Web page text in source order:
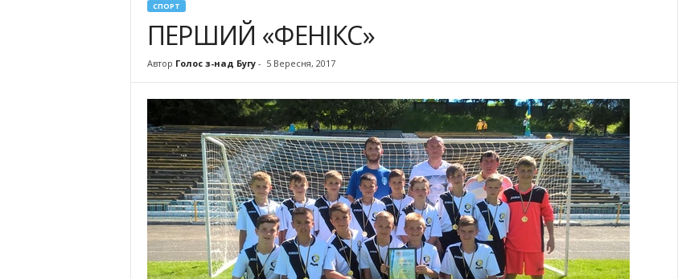
СПОРТ
ПЕРШИЙ «ФЕНІКС»
Автор Голос з-над Бугу- 5 Вересня, 2017